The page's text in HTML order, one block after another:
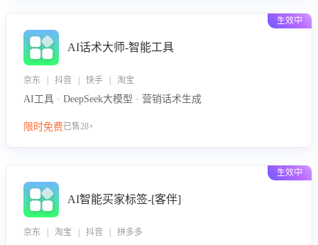
生效中
AI话术大师-智能工具
京东 | 抖音 | 快手 | 淘宝
AI工具 · DeepSeek大模型 · 营销话术生成
限时免费已售28+
生效中
AI智能买家标签-[客伴]
京东 | 淘宝 | 抖音 | 拼多多